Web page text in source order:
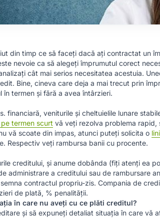
din timp ce să faceți dacă ați contractat un
nevoie ca să alegeți împrumutul corect
cât mai serios necesitatea acestuia.
Bine, cineva care deja a mai trecut prin
termen și fără a avea întârzieri.
financiară, veniturile și cheltuielile lunare
termen scurt vă veți rezolva problema rapid,
vă scoate din impas, atunci puteți solicita o
Respectiv veți rambursa banii cu procente.
creditului, și anume dobânda (fiți atenți ea
administrare a creditului sau de rambursare
contractul propriu-zis. Compania de
de plată, % penalității.
în care nu aveți cu ce plăti creditul?
și să expuneți detaliat situația în care vă